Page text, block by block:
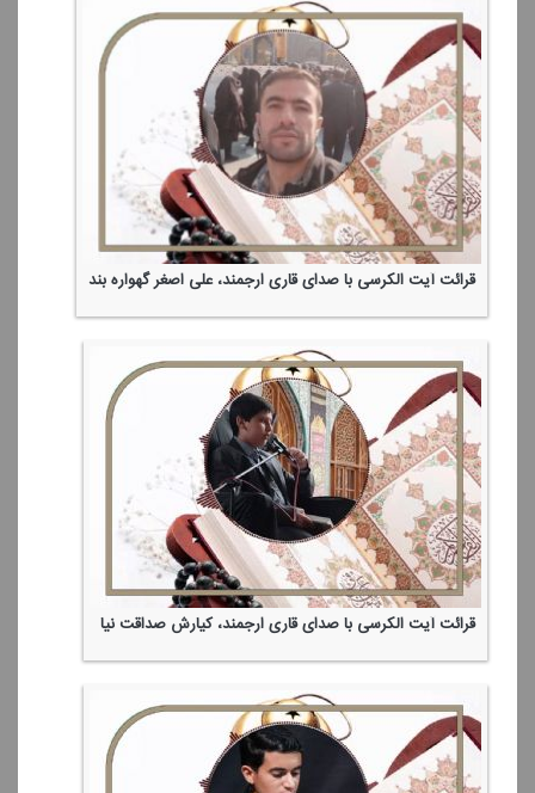
قرائت آیت الكرسی با صدای قاری ارجمند، علی اصغر گهواره بند
قرائت آیت الكرسی با صدای قاری ارجمند، كیارش صداقت نیا